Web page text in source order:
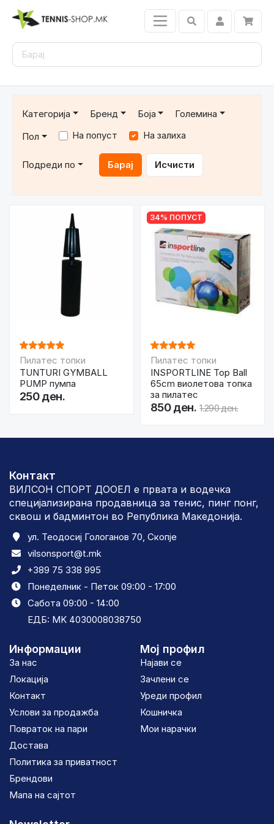
Категорија Бренд Боја
Големина
Пол
На попуст На залиха
Подреди по Барај Исчисти
Пилатес топки
TUNTURI GYMBALL
PUMP пумпа
250 ден.
34% ПОПУСТ
Пилатес топки
INSPORTLINE Top Ball
65cm виолетова топка
за пилатес
850 ден. 1.290 ден.
Контакт
ВИЛСОН СПОРТ ДООЕЛ е првата и водечка
специјализирана продавница за тенис, пинг понг,
сквош и бадминтон во Република Македонија.
ул. Теодосиј Гологанов 70, Скопје
vilsonsport@t.mk
+389 75 338 995
Понеделник - Петок 09:00 - 17:00
Сабота 09:00 - 14:00
ЕДБ: MK 4030008038750
Информации
За нас
Локација
Контакт
Услови за продажба
Повраток на пари
Достава
Политика за приватност
Брендови
Мапа на сајтот
Мој профил
Најави се
Зачлени се
Уреди профил
Кошничка
Мои нарачки